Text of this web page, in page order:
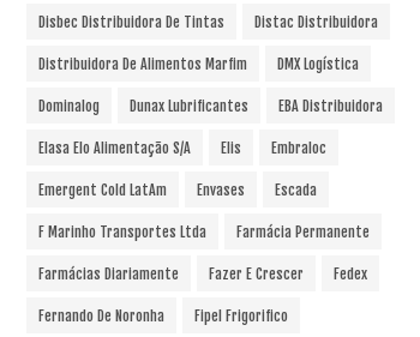
Disbec Distribuidora De Tintas Distac Distribuidora
Distribuidora De Alimentos Marfim DMX Logística
Dominalog Dunax Lubrificantes EBA Distribuidora
Elasa Elo Alimentação S/A Elis Embraloc
Emergent Cold LatAm Envases Escada
F Marinho Transportes Ltda Farmácia Permanente
Farmácias Diariamente Fazer E Crescer Fedex
Fernando De Noronha Fipel Frigorifico